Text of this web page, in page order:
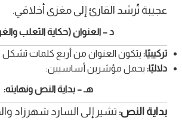
عجيبة تُرشد القارئ إلى مغزى أخلاقي.
د – العنوان (حكاية الثعلب
تركيبيًا: يتكون العنوان من أربع كلمات تشكل
دلاليًا: يحمل مؤشرين أساسيين:
هـ – بداية النص ونهايته:
بداية النص: تشير إلى السارد شهرزاد